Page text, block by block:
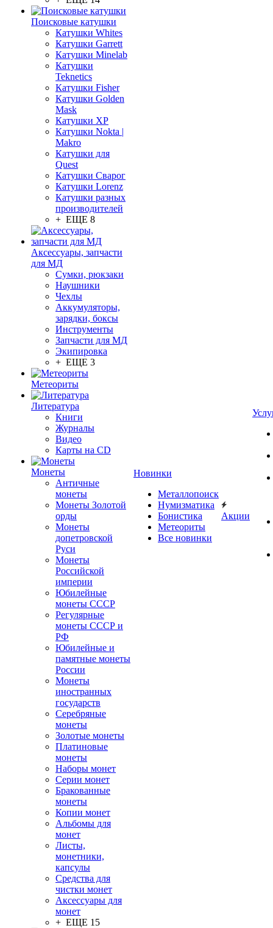
Поисковые катушки
Катушки Whites
Катушки Garrett
Катушки Minelab
Катушки
Teknetics
Катушки Fisher
Катушки Golden
Mask
Катушки XP
Катушки Nokta |
Makro
Катушки для
Quest
Катушки Сварог
Катушки Lorenz
Катушки разных
производителей
+ ЕЩЕ 8
Аксессуары, запчасти
для МД
Сумки, рюкзаки
Наушники
Чехлы
Аккумуляторы,
зарядки, боксы
Инструменты
Запчасти для МД
Экипировка
+ ЕЩЕ 3
Метеориты
Литература
Книги
Журналы
Видео
Карты на CD
Монеты
Античные
монеты
Монеты Золотой
орды
Монеты
допетровской
Руси
Монеты
Российской
империи
Юбилейные
монеты СССР
Регулярные
монеты СССР и
РФ
Юбилейные и
памятные монеты
России
Монеты
иностранных
государств
Серебряные
монеты
Золотые монеты
Платиновые
монеты
Наборы монет
Серии монет
Бракованные
монеты
Копии монет
Альбомы для
монет
Листы,
монетники,
капсулы
Средства для
чистки монет
Аксессуары для
монет
+ ЕЩЕ 15
Новинки
Металлопоиск
Нумизматика
Бонистика
Метеориты
Все новинки
Акции